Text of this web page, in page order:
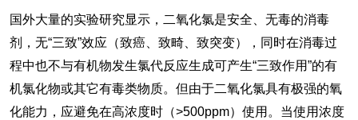
国外大量的实验研究显示，二氧化氯是安全、无毒的消毒
剂，无“三致”效应（致癌、致畸、致突变），同时在消毒过
程中也不与有机物发生氯代反应生成可产生“三致作用”的有
机氯化物或其它有毒类物质。但由于二氧化氯具有极强的氧
化能力，应避免在高浓度时（>500ppm）使用。当使用浓度